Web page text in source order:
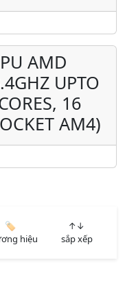
AMD
UPTO
16
AM4)
🏷️
hiệu
↑↓
sắp xếp